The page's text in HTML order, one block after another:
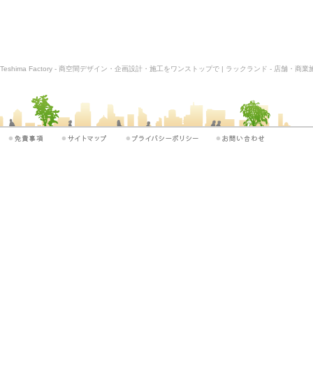
Teshima Factory - 商空間デザイン・企画設計・施工をワンストップで | ラックランド - 店舗・商業